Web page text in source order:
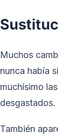
Muchos
nunca había
muchísimo
desgastados.
También